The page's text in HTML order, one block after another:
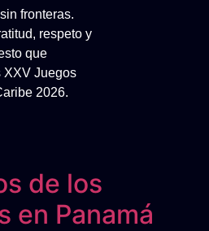
fronteras.
respeto y
que
XXV Juegos
2026.
de los
en Panamá